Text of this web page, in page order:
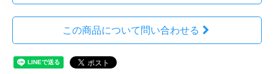
この商品について問い合わせる